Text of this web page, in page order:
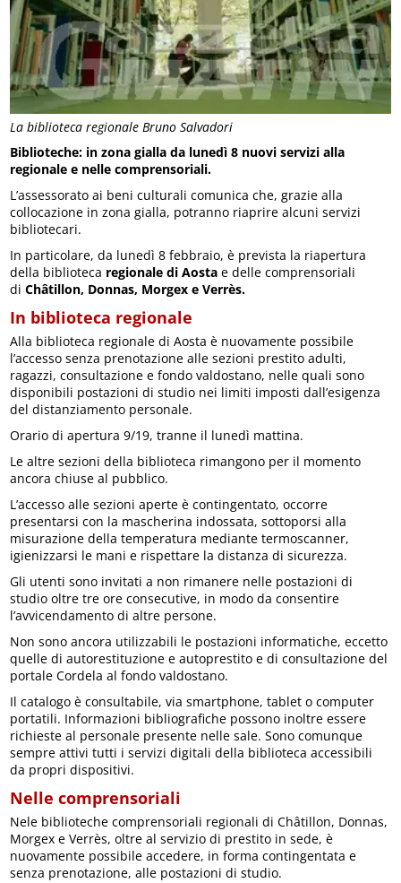
La biblioteca regionale Bruno Salvadori
Biblioteche: in zona gialla da lunedì 8 nuovi servizi alla
regionale e nelle comprensoriali.
L’assessorato ai beni culturali comunica che, grazie alla
collocazione in zona gialla, potranno riaprire alcuni servizi
bibliotecari.
In particolare, da lunedì 8 febbraio, è prevista la riapertura
della biblioteca regionale di Aosta e delle comprensoriali
diChâtillon, Donnas, Morgex e Verrès.
In biblioteca regionale
Alla biblioteca regionale di Aosta è nuovamente possibile
l’accesso senza prenotazione alle sezioni prestito adulti,
ragazzi, consultazione e fondo valdostano, nelle quali sono
disponibili postazioni di studio nei limiti imposti dall’esigenza
del distanziamento personale.
Orario di apertura 9/19, tranne il lunedì mattina.
Le altre sezioni della biblioteca rimangono per il momento
ancora chiuse al pubblico.
L’accesso alle sezioni aperte è contingentato, occorre
presentarsi con la mascherina indossata, sottoporsi alla
misurazione della temperatura mediante termoscanner,
igienizzarsi le mani e rispettare la distanza di sicurezza.
Gli utenti sono invitati a non rimanere nelle postazioni di
studio oltre tre ore consecutive, in modo da consentire
l’avvicendamento di altre persone.
Non sono ancora utilizzabili le postazioni informatiche, eccetto
quelle di autorestituzione e autoprestito e di consultazione del
portale Cordela al fondo valdostano.
Il catalogo è consultabile, via smartphone, tablet o computer
portatili. Informazioni bibliografiche possono inoltre essere
richieste al personale presente nelle sale. Sono comunque
sempre attivi tutti i servizi digitali della biblioteca accessibili
da propri dispositivi.
Nelle comprensoriali
Nele biblioteche comprensoriali regionali di Châtillon, Donnas,
Morgex e Verrès, oltre al servizio di prestito in sede, è
nuovamente possibile accedere, in forma contingentata e
senza prenotazione, alle postazioni di studio.